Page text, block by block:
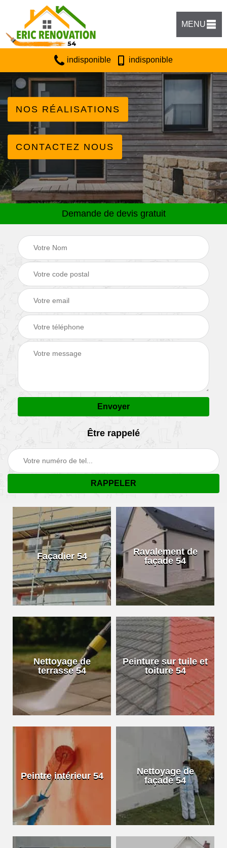
MENU
indisponible indisponible
NOS RÉALISATIONS
CONTACTEZ NOUS
Demande de devis gratuit
Être rappelé
Façadier 54
Ravalement de
façade 54
Nettoyage de
terrasse 54
Peinture sur tuile et
toiture 54
Peintre intérieur 54
Nettoyage de
façade 54